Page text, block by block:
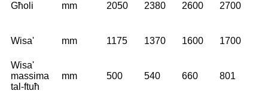
Għoli mm 2050 2380 2600 2700
Wisa' mm 1175 1370 1600 1700
Wisa'
massima
tal-ftuħ
mm 500 540 660 801